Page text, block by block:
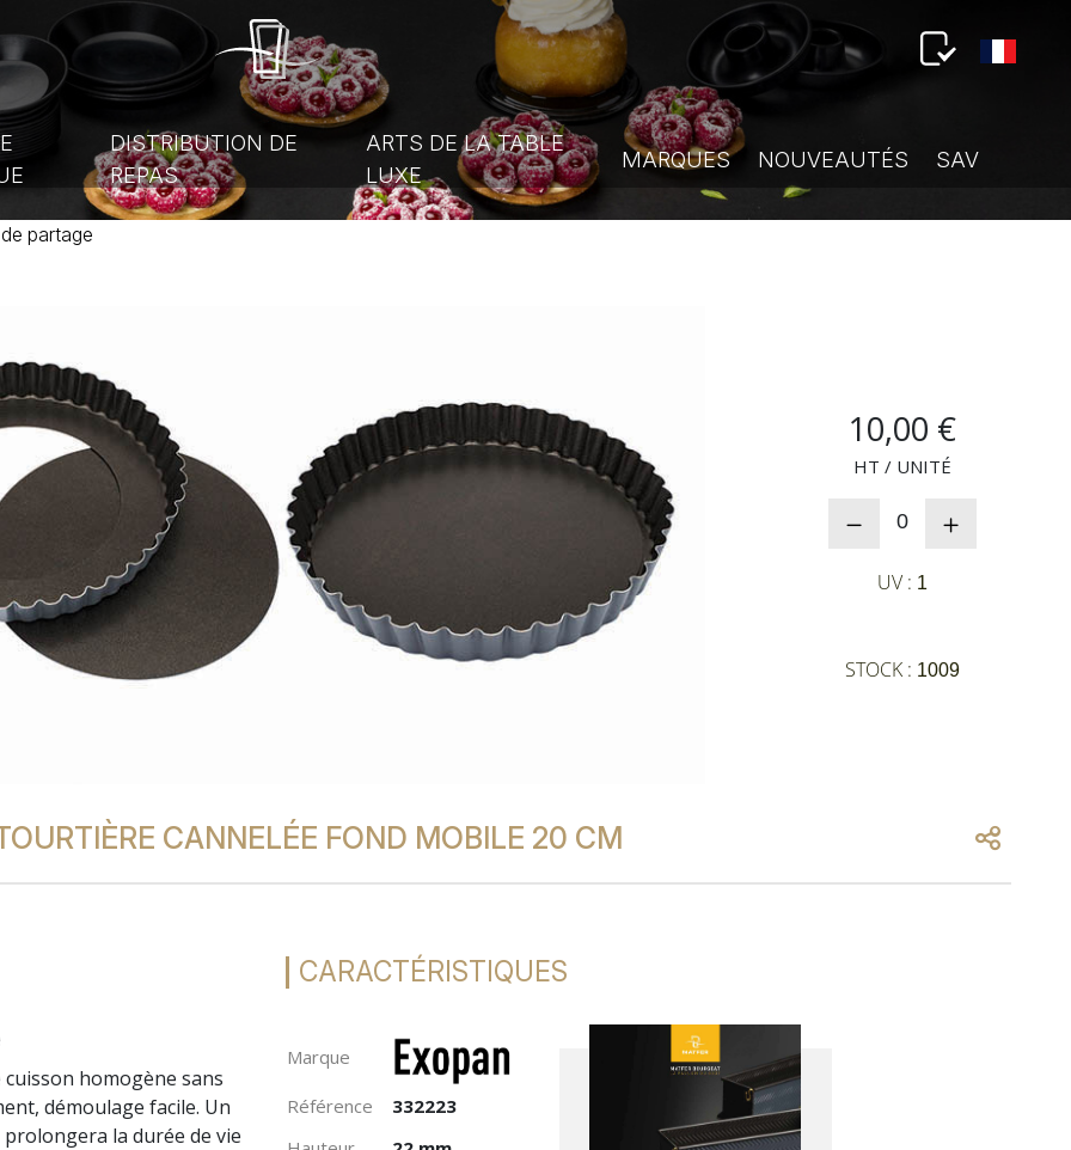
DISTRIBUTION DE
REPAS
ARTS DE LA TABLE
LUXE
MARQUES NOUVEAUTÉS SAV
de partage
10,00 €
HT / UNITÉ
0
UV : 1
STOCK : 1009
CANNELÉE FOND MOBILE 20 CM
homogène sans
démoulage facile. Un
la durée de vie
CARACTÉRISTIQUES
Marque
Référence
332223